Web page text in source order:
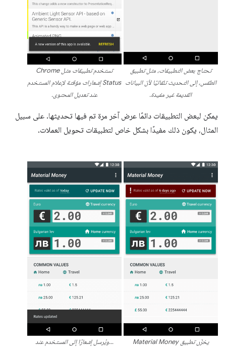
تحتاج بعض التطبيقات، مثل تطبيق
الطقس، إلى التحديث تلقائيًا لأنّ البيانات
القديمة غير مفيدة.
تستخدم تطبيقات مثل Chrome
Status إشعارات مؤقتة لإعلام المستخدم
عند تعديل المحتوى.
يمكن لبعض التطبيقات دائمًا عرض آخر مرة تم فيها تحديثها. على سبيل
المثال، يكون ذلك مفيدًا بشكل خاص لتطبيقات تحويل العملات.
يخزّن تطبيق Material Money
…ويُرسل إشعارًا إلى المستخدم عند